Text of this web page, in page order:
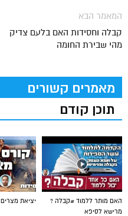
המאמר הבא
קבלה וחסידות האם בלעם צדיק
מהי שבירת החומה
מאמרים קשורים
תוכן קודם
יציאת מצרים
האם מותר ללמוד #קבלה ?
מרישא לסיפא